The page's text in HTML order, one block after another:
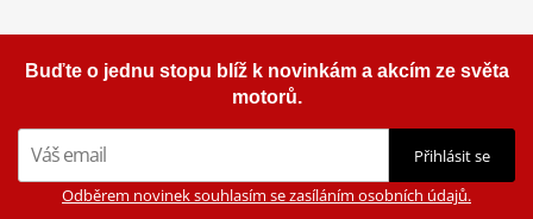
Buďte o jednu stopu blíž k novinkám a akcím ze světa
motorů.
Přihlásit se
Odběrem novinek souhlasím se zasíláním osobních údajů.